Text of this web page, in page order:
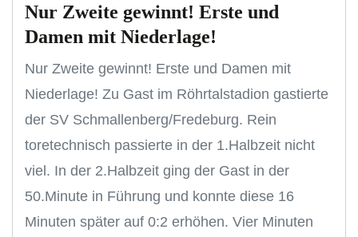
Nur Zweite gewinnt! Erste und
Damen mit Niederlage!
Nur Zweite gewinnt! Erste und Damen mit
Niederlage! Zu Gast im Röhrtalstadion gastierte
der SV Schmallenberg/Fredeburg. Rein
toretechnisch passierte in der 1.Halbzeit nicht
viel. In der 2.Halbzeit ging der Gast in der
50.Minute in Führung und konnte diese 16
Minuten später auf 0:2 erhöhen. Vier Minuten